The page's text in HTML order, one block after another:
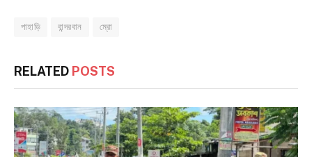
পাহাড়ি বান্দরবান ম্রো
RELATED POSTS